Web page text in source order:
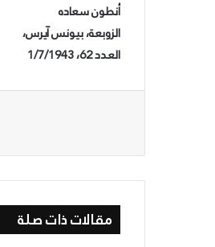
أنطون سعاده
الزوبعة، بيونس آيرس،
العدد 62، 1/7/1943
مقالات ذات صلة